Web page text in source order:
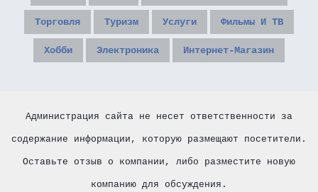
Торговля Туризм Услуги Фильмы И ТВ
Хобби Электроника Интернет-Магазин
Администрация сайта не несет ответственности за
содержание информации, которую размещают посетители.
Оставьте отзыв о компании, либо разместите новую
компанию для обсуждения.